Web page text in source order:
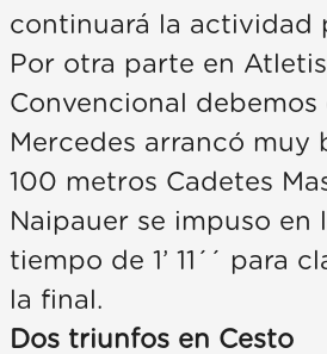
continuará la actividad
Por otra parte en
Convencional
Mercedes arrancó muy
100 metros Cadetes
Naipauer se impuso en
tiempo de 1’ 11´´ para
la final.
Dos triunfos en Cesto